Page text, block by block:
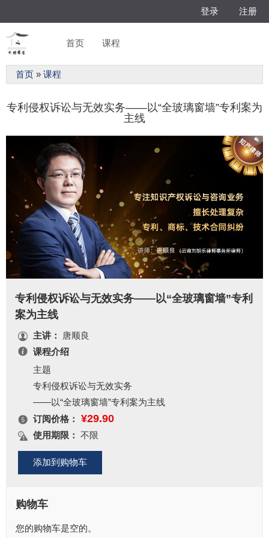
登录 注册
主
单
首页 课程
你
在
这
首页 » 课程
专利侵权诉讼与无效实务——以“全玻璃窗墙”专利案为
主线
专利侵权诉讼与无效实务——以“全玻璃窗墙”专利
案为主线
主讲：
唐顺良
课程介绍
主题
专利侵权诉讼与无效实务
——以“全玻璃窗墙”专利案为主线
提纲
1、“全玻璃窗墙”专利纠纷案全过程介绍；
2、专利侵权判定及抗辩规则；
3、专利在诉讼中的可视化表达；
5、专利无效宣告核心规则及应用；
7、专利法及司法解释相关条款的应用分享；
订阅价格： ¥29.90
使用期限： 不限
购物车
您的购物车是空的。